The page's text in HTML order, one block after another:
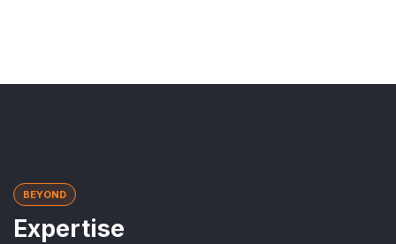
BEYOND
Expertise